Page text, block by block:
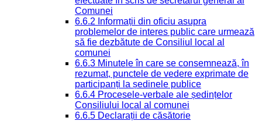
Comunei
6.6.2 Informații din oficiu asupra
problemelor de interes public care urmează
să fie dezbătute de Consiliul local al
comunei
6.6.3 Minutele în care se consemnează, în
rezumat, punctele de vedere exprimate de
participanți la ședinele publice
6.6.4 Procesele-verbale ale ședințelor
Consiliului local al comunei
6.6.5 Declarații de căsătorie